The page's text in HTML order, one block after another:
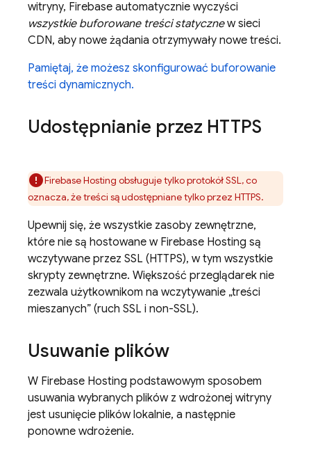
witryny, Firebase automatycznie wyczyści
wszystkie buforowane treści statycznew sieci
CDN, aby nowe żądania otrzymywały nowe treści.
Pamiętaj, że możesz skonfigurować buforowanie
treści dynamicznych.
Udostępnianie przez HTTPS
Firebase Hosting obsługuje tylko protokół SSL, co
oznacza, że treści są udostępniane tylko przez HTTPS.
Upewnij się, że wszystkie zasoby zewnętrzne,
które nie są hostowane w Firebase Hosting są
wczytywane przez SSL (HTTPS), w tym wszystkie
skrypty zewnętrzne. Większość przeglądarek nie
zezwala użytkownikom na wczytywanie „treści
mieszanych” (ruch SSL i non-SSL).
Usuwanie plików
W Firebase Hosting podstawowym sposobem
usuwania wybranych plików z wdrożonej witryny
jest usunięcie plików lokalnie, a następnie
ponowne wdrożenie.